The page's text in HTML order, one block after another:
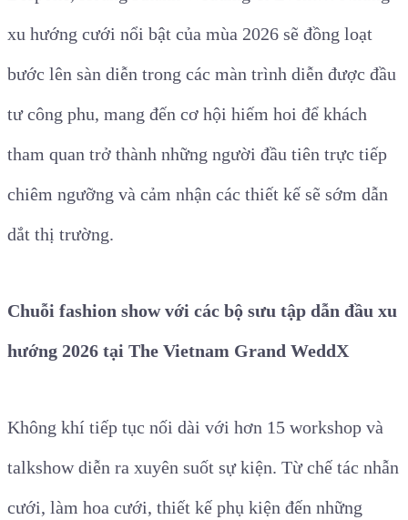
xu hướng cưới nổi bật của mùa 2026 sẽ đồng loạt
bước lên sàn diễn trong các màn trình diễn được đầu
tư công phu, mang đến cơ hội hiếm hoi để khách
tham quan trở thành những người đầu tiên trực tiếp
chiêm ngưỡng và cảm nhận các thiết kế sẽ sớm dẫn
dắt thị trường.
Chuỗi fashion show với các bộ sưu tập dẫn đầu xu
hướng 2026 tại The Vietnam Grand WeddX
Không khí tiếp tục nối dài với hơn 15 workshop và
talkshow diễn ra xuyên suốt sự kiện. Từ chế tác nhẫn
cưới, làm hoa cưới, thiết kế phụ kiện đến những